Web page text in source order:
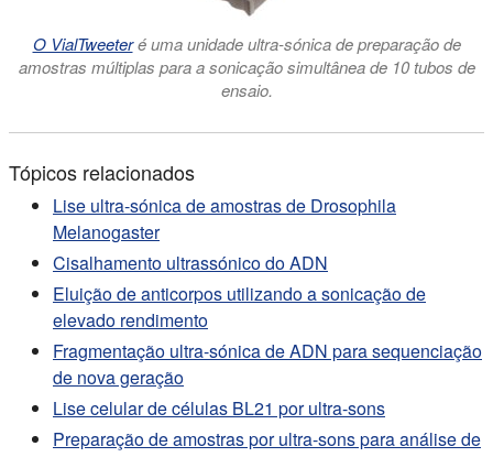
O VialTweeteré uma unidade ultra-sónica de preparação de
amostras múltiplas para a sonicação simultânea de 10 tubos de
ensaio.
Tópicos relacionados
Lise ultra-sónica de amostras de Drosophila
Melanogaster
Cisalhamento ultrassónico do ADN
Eluição de anticorpos utilizando a sonicação de
elevado rendimento
Fragmentação ultra-sónica de ADN para sequenciação
de nova geração
Lise celular de células BL21 por ultra-sons
Preparação de amostras por ultra-sons para análise de